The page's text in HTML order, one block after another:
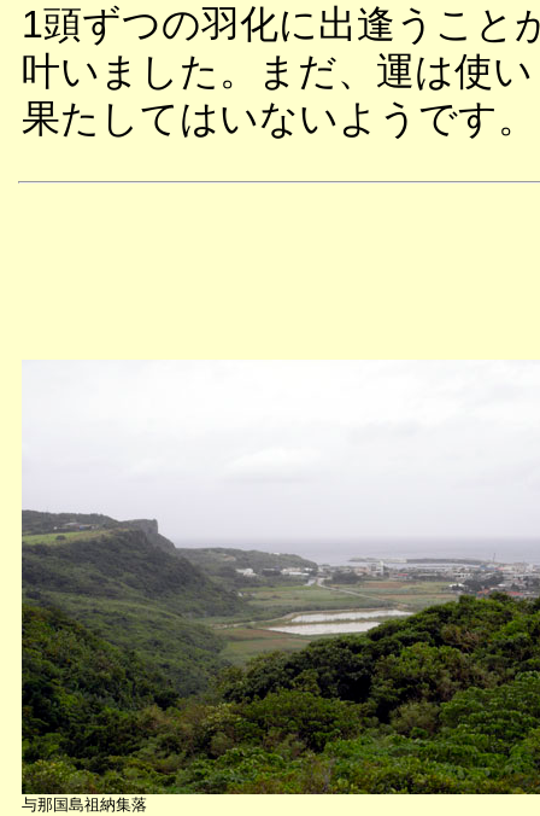
1頭ずつの羽化に出逢うこと
叶いました。まだ、運は使い
果たしてはいないようです。
与那国島祖納集落